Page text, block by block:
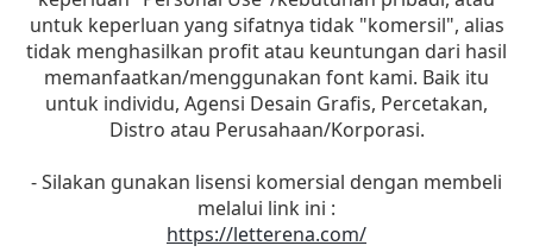
untuk keperluan yang sifatnya tidak "komersil", alias
tidak menghasilkan profit atau keuntungan dari hasil
memanfaatkan/menggunakan font kami. Baik itu
untuk individu, Agensi Desain Grafis, Percetakan,
Distro atau Perusahaan/Korporasi.
- Silakan gunakan lisensi komersial dengan membeli
melalui link ini :
https://letterena.com/